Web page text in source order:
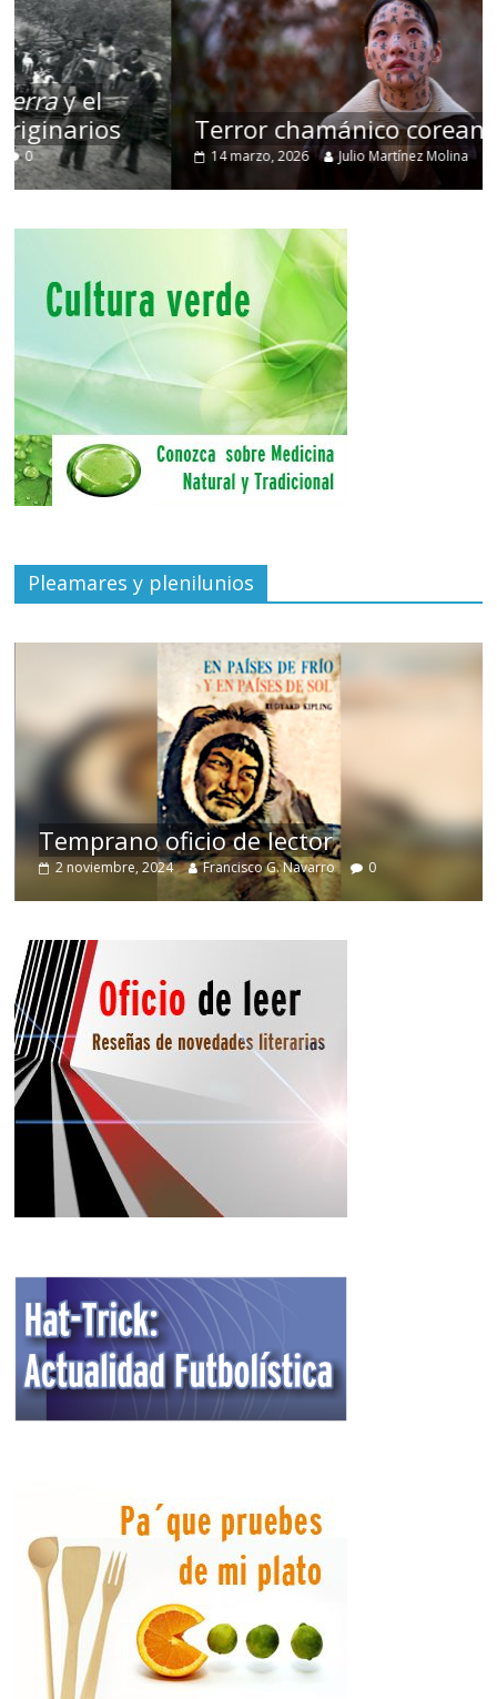
Terror chamánico coreano
14 marzo, 2026 Julio Martínez Molina 0
Pleamares y plenilunios
Temprano oficio de lector
2 noviembre, 2024 Francisco G. Navarro 0